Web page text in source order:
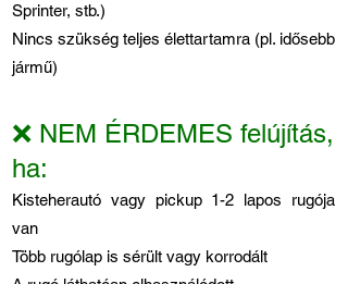
Sprinter, stb.)
Nincs szükség teljes élettartamra (pl. idősebb
jármű)
❌ NEM ÉRDEMES felújítás,
ha:
Kisteherautó vagy pickup 1-2 lapos rugója
van
Több rugólap is sérült vagy korrodált